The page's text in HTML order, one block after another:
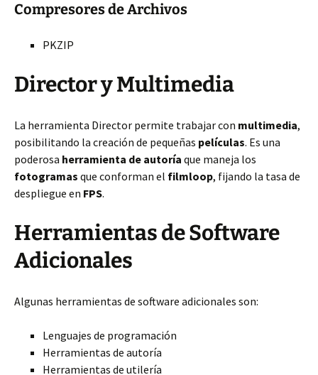
Compresores de Archivos
PKZIP
Director y Multimedia
La herramienta Director permite trabajar con multimedia,
posibilitando la creación de pequeñas películas. Es una
poderosa herramienta de autoría que maneja los
fotogramas que conforman el filmloop, fijando la tasa de
despliegue en FPS.
Herramientas de Software
Adicionales
Algunas herramientas de software adicionales son:
Lenguajes de programación
Herramientas de autoría
Herramientas de utilería